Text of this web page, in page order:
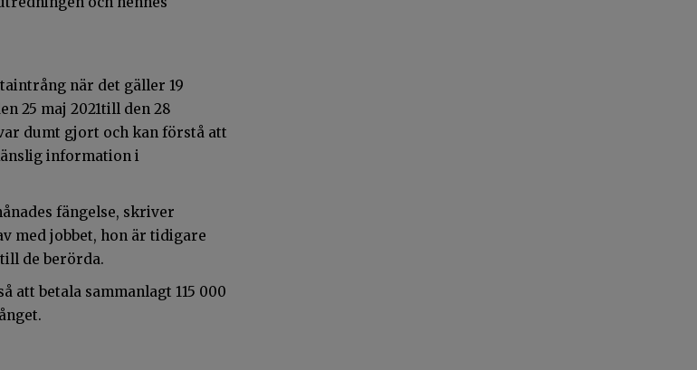
när det gäller 19
25 maj 2021till den 28
dumt gjort och kan förstå att
information i
fängelse, skriver
med jobbet, hon är tidigare
de berörda.
betala sammanlagt 115 000